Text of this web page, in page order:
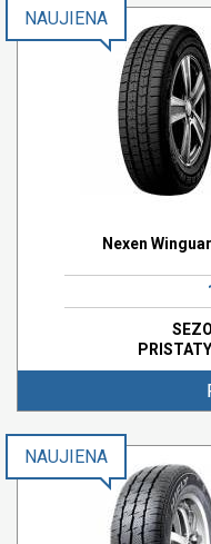
NAUJIENA
Nexen
NAUJIENA